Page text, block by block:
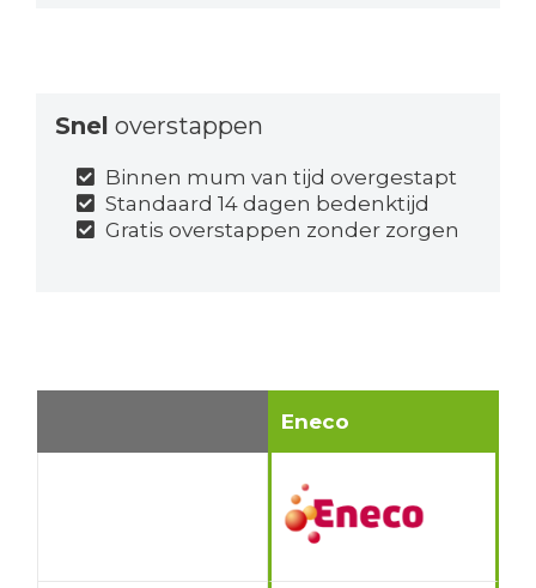
Snel overstappen
Binnen mum van tijd overgestapt
Standaard 14 dagen bedenktijd
Gratis overstappen zonder zorgen
Eneco